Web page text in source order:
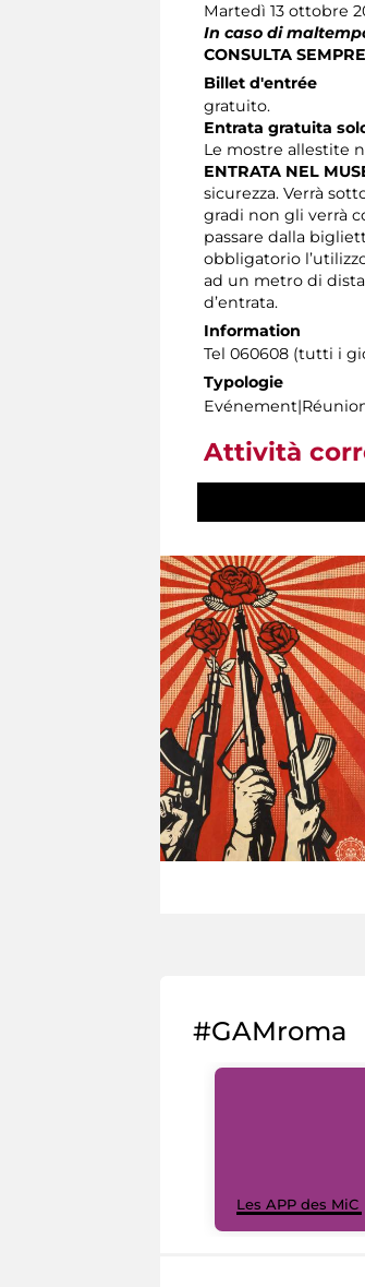
Martedì 13 ottobre
In caso di
CONSULTA
Billet d'entrée
gratuito.
Entrata gratuita
Le mostre allestite
ENTRATA NEL
sicurezza. Verrà
gradi non gli verrà
passare dalla
obbligatorio
ad un metro di
d’entrata.
Information
Tel 060608 (tutti i
Typologie
Attività
#GAMroma
Les APP des MiC